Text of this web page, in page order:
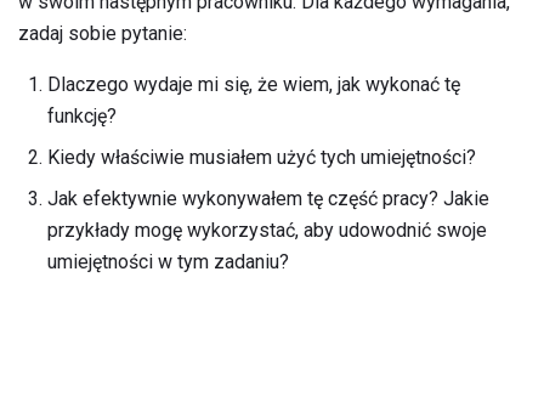
zadaj sobie pytanie:
Dlaczego wydaje mi się, że wiem, jak wykonać tę
funkcję?
Kiedy właściwie musiałem użyć tych umiejętności?
Jak efektywnie wykonywałem tę część pracy? Jakie
przykłady mogę wykorzystać, aby udowodnić swoje
umiejętności w tym zadaniu?